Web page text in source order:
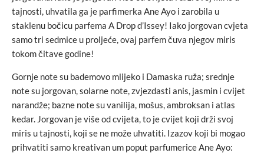
tajnosti, uhvatila ga je parfimerka Ane Ayo i zarobila u
staklenu bočicu parfema A Drop d’Issey! Iako jorgovan cvjeta
samo tri sedmice u proljeće, ovaj parfem čuva njegov miris
tokom čitave godine!
Gornje note su bademovo mlijeko i Damaska ruža; srednje
note su jorgovan, solarne note, zvjezdasti anis, jasmin i cvijet
narandže; bazne note su vanilija, mošus, ambroksan i atlas
kedar. Jorgovan je više od cvijeta, to je cvijet koji drži svoj
miris u tajnosti, koji se ne može uhvatiti. Izazov koji bi mogao
prihvatiti samo kreativan um poput parfumerice Ane Ayo: